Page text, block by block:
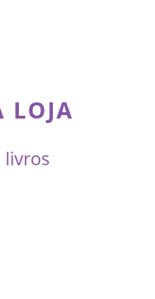
LOJA
livros